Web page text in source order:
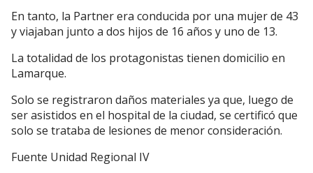
En tanto, la Partner era conducida por una mujer de 43
y viajaban junto a dos hijos de 16 años y uno de 13.
La totalidad de los protagonistas tienen domicilio en
Lamarque.
Solo se registraron daños materiales ya que, luego de
ser asistidos en el hospital de la ciudad, se certificó que
solo se trataba de lesiones de menor consideración.
Fuente Unidad Regional IV